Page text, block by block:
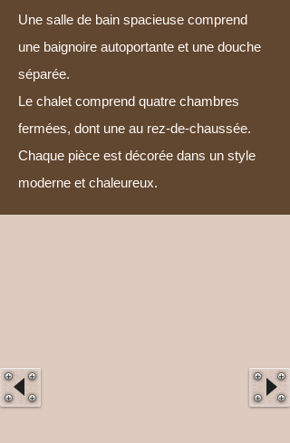
Une salle de bain spacieuse comprend
une baignoire autoportante et une douche
séparée.
Le chalet comprend quatre chambres
fermées, dont une au rez-de-chaussée.
Chaque pièce est décorée dans un style
moderne et chaleureux.